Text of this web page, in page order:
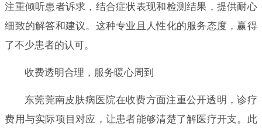
注重倾听患者诉求，结合症状表现和检测结果，提供耐心
细致的解答和建议。这种专业且人性化的服务态度，赢得
了不少患者的认可。
收费透明合理，服务暖心周到
东莞莞南皮肤病医院在收费方面注重公开透明，诊疗
费用与实际项目对应，让患者能够清楚了解医疗开支。此